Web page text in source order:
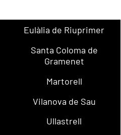
Eulàlia de Riuprimer
Santa Coloma de
Gramenet
Martorell
Vilanova de Sau
Ullastrell